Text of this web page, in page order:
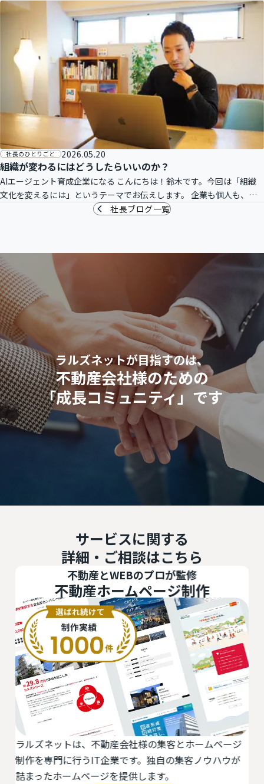
一線の方々の講義は刺激的で、より実践のイメージが湧きました。ま
組織が変わるにはどうしたらいいのか？
AIエージェント育成企業になる こんにちは！鈴木です。今回は「組織
文化を変えるには」というテーマでお伝えします。 企業も個人も、長
期に渡り力を発揮し続ける方法は一つしかありません。それは「適応」
社長のひとりごと 2026.05.20
社長ブログ一覧
ラルズネットが目指すのは、
不動産会社様のための
「成長コミュニティ」です
サービスに関する
詳細・ご相談はこちら
不動産とWEBのプロが監修
不動産ホームページ制作
ラルズネットは、不動産会社様の集客とホームページ
制作を専門に行うIT企業です。独自の集客ノウハウが
詰まったホームページを提供します。